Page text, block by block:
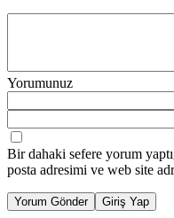
Yorumunuz
Bir dahaki sefere yorum
posta adresimi ve web site
Yorum Gönder Giriş Yap